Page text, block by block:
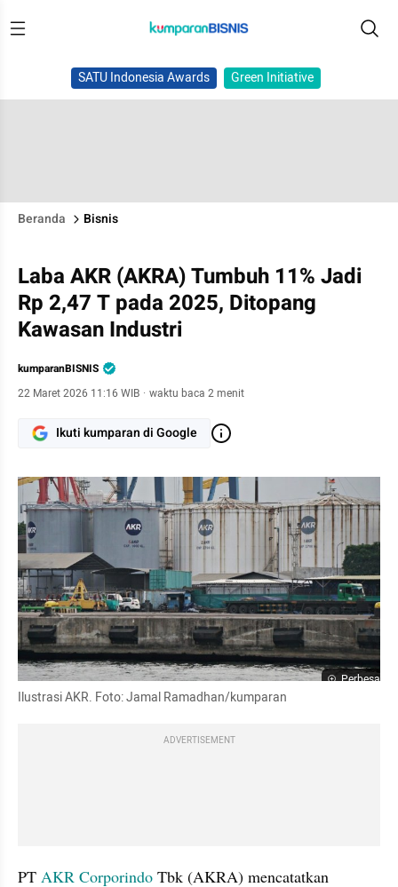
SATU Indonesia Awards Green Initiative
Beranda Bisnis
Laba AKR (AKRA) Tumbuh 11% Jadi
Rp 2,47 T pada 2025, Ditopang
Kawasan Industri
kumparanBISNIS
22 Maret 2026 11:16 WIB · waktu baca 2 menit
Ikuti kumparan di Google
Perbesar
Ilustrasi AKR. Foto: Jamal Ramadhan/kumparan
ADVERTISEMENT
PT AKR Corporindo Tbk (AKRA) mencatatkan